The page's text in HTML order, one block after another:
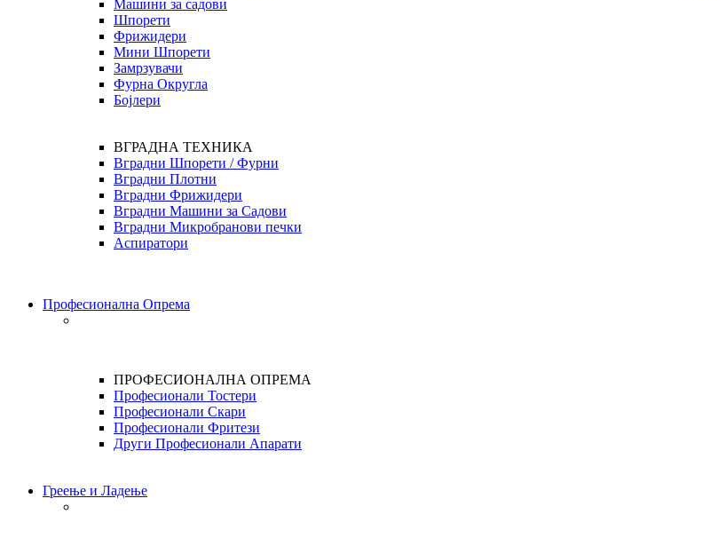
Машини за садови
Шпорети
Фрижидери
Мини Шпорети
Замрзувачи
Фурна Округла
Бојлери
ВГРАДНА ТЕХНИКА
Вградни Шпорети / Фурни
Вградни Плотни
Вградни Фрижидери
Вградни Машини за Садови
Вградни Микробранови печки
Аспиратори
Професионална Опрема
ПРОФЕСИОНАЛНА ОПРЕМА
Професионали Тостери
Професионали Скари
Професионали Фритези
Други Професионали Апарати
Греење и Ладење